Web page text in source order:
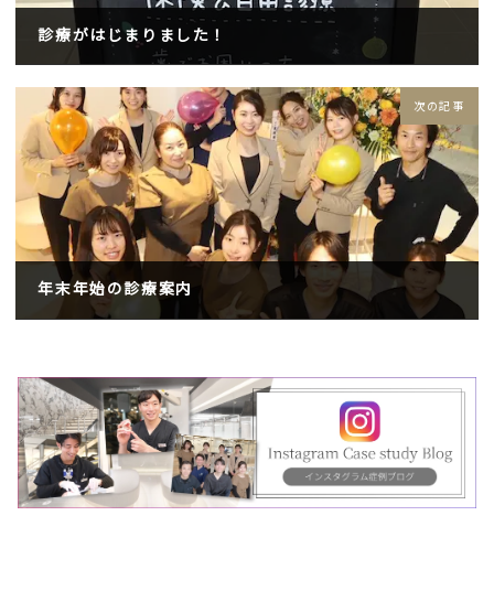
診療がはじまりました！
次の記事
年末年始の診療案内